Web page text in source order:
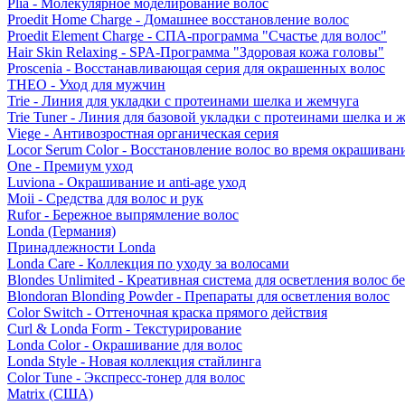
Plia - Молекулярное моделирование волос
Proedit Home Charge - Домашнее восстановление волос
Proedit Element Charge - СПА-программа "Счастье для волос"
Hair Skin Relaxing - SPA-Программа "Здоровая кожа головы"
Proscenia - Восстанавливающая серия для окрашенных волос
THEO - Уход для мужчин
Trie - Линия для укладки с протеинами шелка и жемчуга
Trie Tuner - Линия для базовой укладки с протеинами шелка и
Viege - Антивозростная органическая серия
Locor Serum Color - Восстановление волос во время
One - Премиум уход
Luviona - Окрашивание и anti-age уход
Moii - Средства для волос и рук
Rufor - Бережное выпрямление волос
Londa (Германия)
Принадлежности Londa
Londa Care - Коллекция по уходу за волосами
Blondes Unlimited - Креативная система для осветления волос
Blondoran Blonding Powder - Препараты для осветления волос
Color Switch - Оттеночная краска прямого действия
Curl & Londa Form - Текстурирование
Londa Color - Окрашивание для волос
Londa Style - Новая коллекция стайлинга
Color Tune - Экспресс-тонер для волос
Matrix (США)